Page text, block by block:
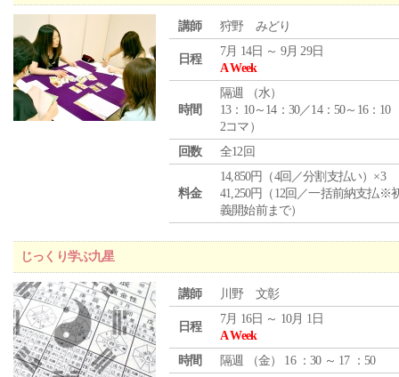
講師 狩野 みどり
日程
7月 14日 ～ 9月 29日
A Week
時間
隔週 （水）
13：10～14：30／14：50～16：10
2コマ）
回数
全12回
料金
14,850円（4回／分割支払い）×3
41,250円（12回／一括前納支払※
義開始前まで）
じっくり学ぶ九星
講師 川野 文彰
日程
7月 16日 ～ 10月 1日
A Week
時間
隔週 （金） 16 ：30 ～ 17 ：50